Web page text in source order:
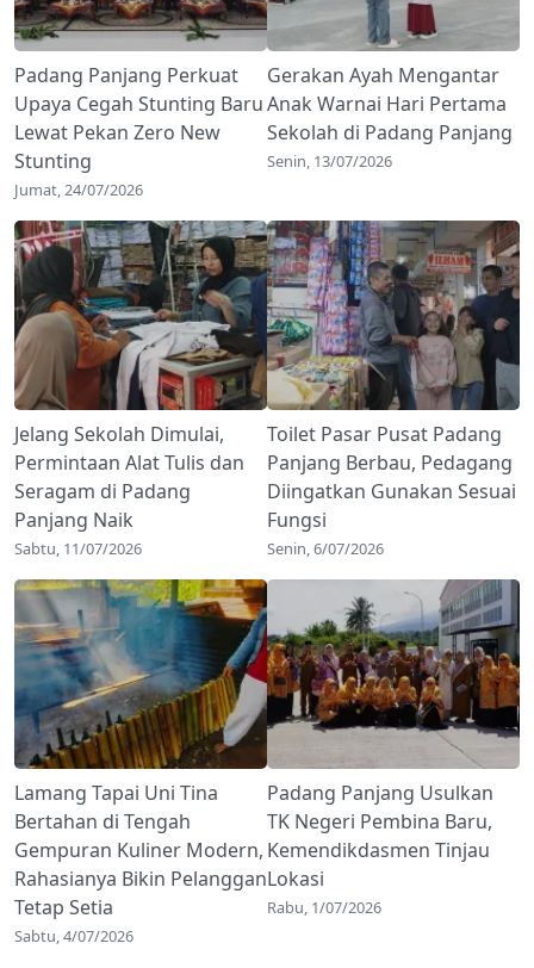
Padang Panjang Perkuat
Upaya Cegah Stunting Baru
Lewat Pekan Zero New
Stunting
Jumat, 24/07/2026
Gerakan Ayah Mengantar
Anak Warnai Hari Pertama
Sekolah di Padang Panjang
Senin, 13/07/2026
Jelang Sekolah Dimulai,
Permintaan Alat Tulis dan
Seragam di Padang
Panjang Naik
Sabtu, 11/07/2026
Toilet Pasar Pusat Padang
Panjang Berbau, Pedagang
Diingatkan Gunakan Sesuai
Fungsi
Senin, 6/07/2026
Lamang Tapai Uni Tina
Bertahan di Tengah
Gempuran Kuliner Modern,
Rahasianya Bikin Pelanggan
Tetap Setia
Sabtu, 4/07/2026
Padang Panjang Usulkan
TK Negeri Pembina Baru,
Kemendikdasmen Tinjau
Lokasi
Rabu, 1/07/2026